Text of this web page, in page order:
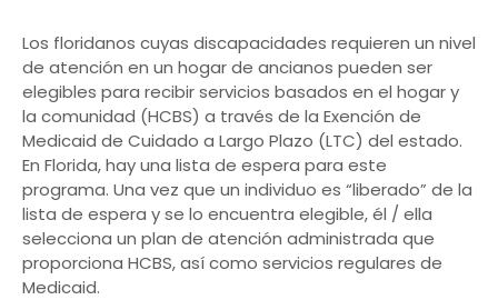
Los floridanos cuyas discapacidades requieren un nivel
de atención en un hogar de ancianos pueden ser
elegibles para recibir servicios basados ​​en el hogar y
la comunidad (HCBS) a través de la Exención de
Medicaid de Cuidado a Largo Plazo (LTC) del estado.
En Florida, hay una lista de espera para este
programa. Una vez que un individuo es “liberado” de la
lista de espera y se lo encuentra elegible, él / ella
selecciona un plan de atención administrada que
proporciona HCBS, así como servicios regulares de
Medicaid.